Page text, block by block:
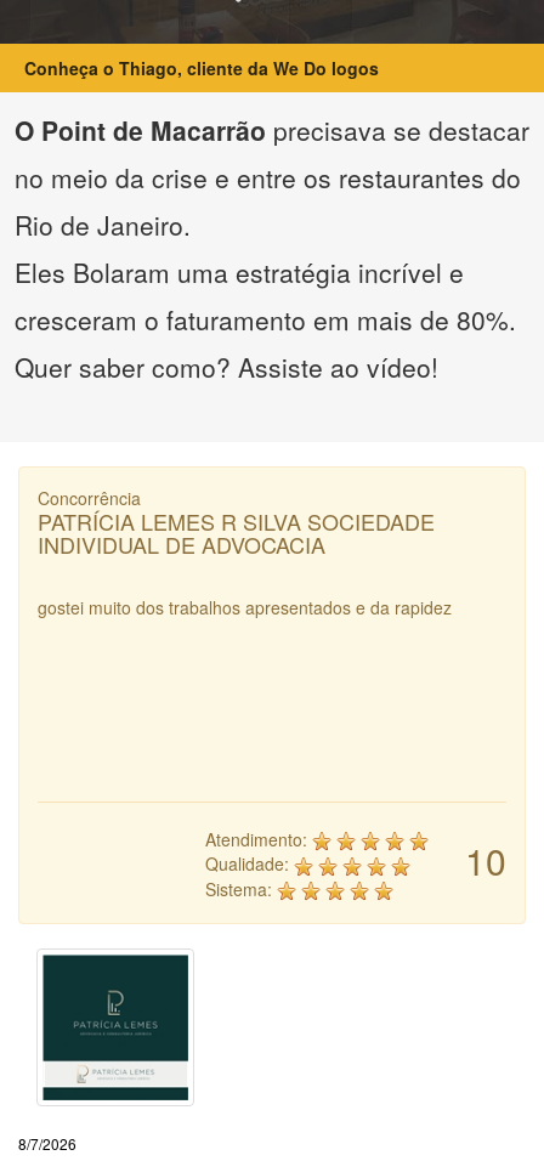
Conheça o Thiago, cliente da We Do logos
O Point de Macarrão precisava se destacar
no meio da crise e entre os restaurantes do
Rio de Janeiro.
Eles Bolaram uma estratégia incrível e
cresceram o faturamento em mais de 80%.
Quer saber como? Assiste ao vídeo!
Concorrência
PATRÍCIA LEMES R SILVA SOCIEDADE
INDIVIDUAL DE ADVOCACIA
gostei muito dos trabalhos apresentados e da rapidez
10
Atendimento:
Qualidade:
Sistema:
8/7/2026